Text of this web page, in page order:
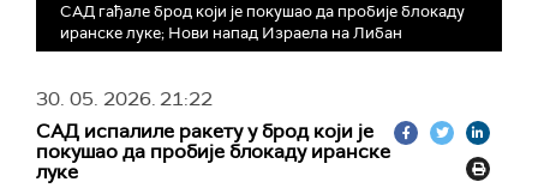
САД гађале брод који је покушао да пробије блокаду
иранске луке; Нови напад Израела на Либан
30. 05. 2026.21:22
САД испалиле ракету у брод који је
покушао да пробије блокаду иранске
луке